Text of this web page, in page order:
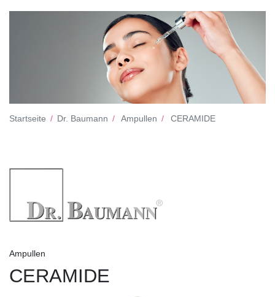
Startseite Dr. Baumann Ampullen CERAMIDE
Ampullen
CERAMIDE